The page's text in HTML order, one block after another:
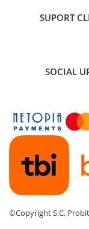
Imprimante Inkjet
Multifunctionale
Multifunctionale
Retelistica
Accesorii switch-uri
Switch-uri
Adaptoare
Alte accesorii retea
SUPORT
SOCIAL
©Copyright S.C.